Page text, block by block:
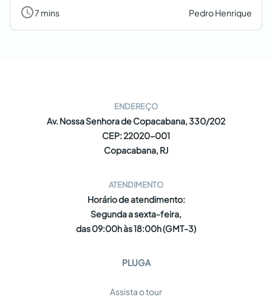
7 mins Pedro Henrique
ENDEREÇO
Av. Nossa Senhora de Copacabana, 330/202
CEP: 22020-001
Copacabana, RJ
ATENDIMENTO
Horário de atendimento:
Segunda a sexta-feira,
das 09:00h às 18:00h (GMT-3)
PLUGA
Assista o tour